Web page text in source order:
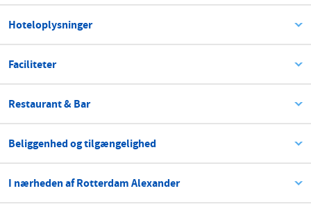
Hoteloplysninger
Faciliteter
Restaurant & Bar
Beliggenhed og tilgængelighed
I nærheden af Rotterdam Alexander